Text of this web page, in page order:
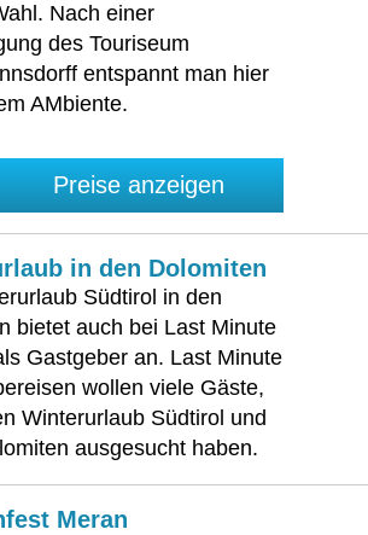
Nach einer
des Touriseum
entspannt man hier
AMbiente.
Preise anzeigen
in den Dolomiten
Südtirol in den
bietet auch bei Last Minute
Gastgeber an. Last Minute
wollen viele Gäste,
Winterurlaub Südtirol und
ausgesucht haben.
Meran